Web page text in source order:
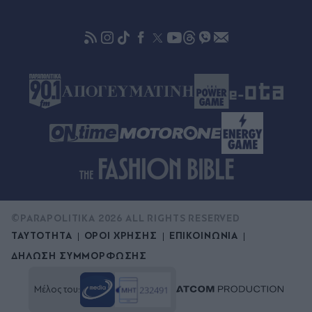
ΤΑΥΤΟΤΗΤΑ ΟΡΟΙ ΧΡΗΣΗΣ
ΕΠΙΚΟΙΝΩΝΙΑ
ΔΗΛΩΣΗ ΣΥΜΜΟΡΦΩΣΗΣ
©PARAPOLITIKA 2026 ALL RIGHTS RESERVED
Μέλος του: